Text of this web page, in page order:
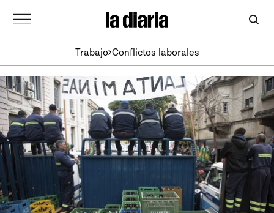
Trabajo Conflictos laborales